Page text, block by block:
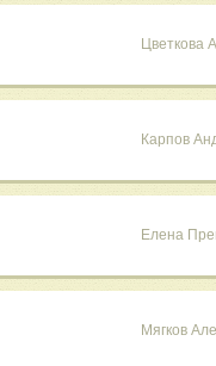
Цветкова
Карпов
Елена
Мягков